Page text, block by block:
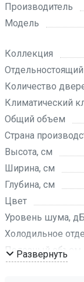
Производитель
Модель
Коллекция
Количество
Климатический
Общий объем
Страна
Высота, см
Ширина, см
Глубина, см
Цвет
Уровень шума, дБ
Холодильное
Полезный объем
Развернуть